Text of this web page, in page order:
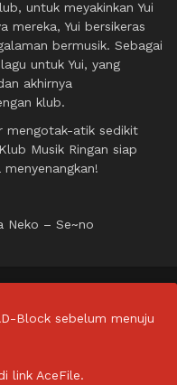
untuk meyakinkan Yui
mereka, Yui bersikeras
bermusik. Sebagai
untuk Yui, yang
akhirnya
klub.
mengotak-atik sedikit
Musik Ringan siap
Neko – Se~no
Block sebelum menuju
link AceFile.